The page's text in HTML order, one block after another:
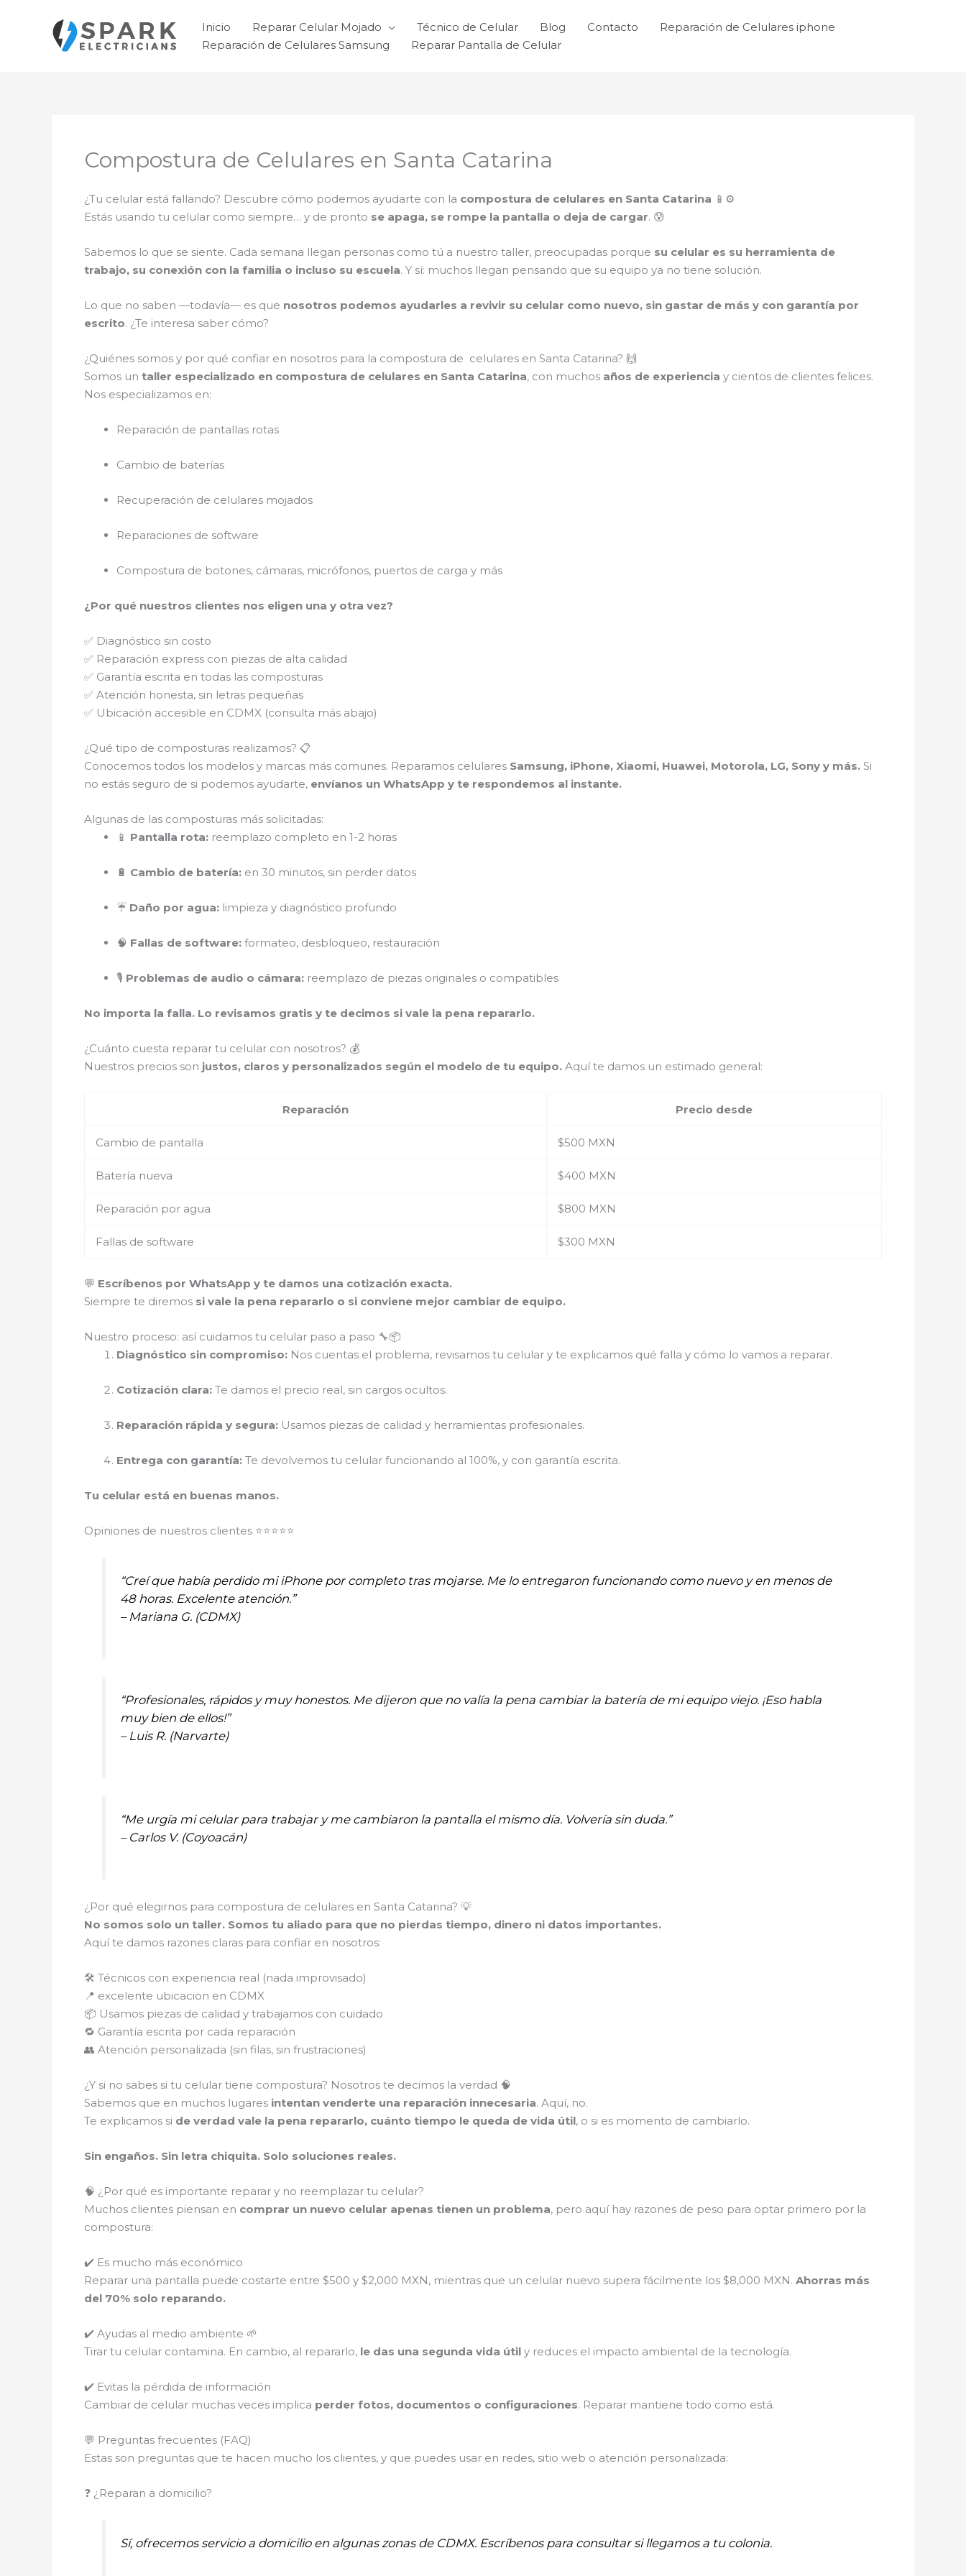
contenido
Inicio Reparar Celular Mojado Técnico de Celular Blog Contacto
Reparación de Celulares iphone
Reparación de Celulares Samsung
Reparar Pantalla de Celular
Compostura de Celulares en Santa Catarina
¿Tu celular está fallando? Descubre cómo podemos ayudarte con la compostura de celulares en Santa Catarina 📱⚙️
Estás usando tu celular como siempre… y de pronto se apaga, se rompe la pantalla o deja de cargar. 😰
Sabemos lo que se siente. Cada semana llegan personas como tú a nuestro taller, preocupadas porque su celular es su herramienta de
trabajo, su conexión con la familia o incluso su escuela. Y sí: muchos llegan pensando que su equipo ya no tiene solución.
Lo que no saben —todavía— es que nosotros podemos ayudarles a revivir su celular como nuevo, sin gastar de más y con garantía por
escrito. ¿Te interesa saber cómo?
¿Quiénes somos y por qué confiar en nosotros para la compostura de celulares en Santa Catarina? 🙌
Somos un taller especializado en compostura de celulares en Santa Catarina, con muchos años de experiencia y cientos de clientes felices.
Nos especializamos en:
Reparación de pantallas rotas
Cambio de baterías
Recuperación de celulares mojados
Reparaciones de software
Compostura de botones, cámaras, micrófonos, puertos de carga y más
¿Por qué nuestros clientes nos eligen una y otra vez?
✅ Diagnóstico sin costo
✅ Reparación express con piezas de alta calidad
✅ Garantía escrita en todas las composturas
✅ Atención honesta, sin letras pequeñas
✅ Ubicación accesible en CDMX (consulta más abajo)
¿Qué tipo de composturas realizamos? 📋
Conocemos todos los modelos y marcas más comunes. Reparamos celulares Samsung, iPhone, Xiaomi, Huawei, Motorola, LG, Sony y más. Si
no estás seguro de si podemos ayudarte, envíanos un WhatsApp y te respondemos al instante.
Algunas de las composturas más solicitadas:
📱 Pantalla rota: reemplazo completo en 1-2 horas
🔋 Cambio de batería: en 30 minutos, sin perder datos
☔ Daño por agua: limpieza y diagnóstico profundo
🧠 Fallas de software: formateo, desbloqueo, restauración
🎙️ Problemas de audio o cámara: reemplazo de piezas originales o compatibles
No importa la falla. Lo revisamos gratis y te decimos si vale la pena repararlo.
¿Cuánto cuesta reparar tu celular con nosotros? 💰
Nuestros precios son justos, claros y personalizados según el modelo de tu equipo. Aquí te damos un estimado general:
Reparación Precio desde
Cambio de pantalla $500 MXN
Batería nueva $400 MXN
Reparación por agua $800 MXN
Fallas de software $300 MXN
💬 Escríbenos por WhatsApp y te damos una cotización exacta.
Siempre te diremos si vale la pena repararlo o si conviene mejor cambiar de equipo.
Nuestro proceso: así cuidamos tu celular paso a paso 🔧📦
Diagnóstico sin compromiso: Nos cuentas el problema, revisamos tu celular y te explicamos qué falla y cómo lo vamos a reparar.
Cotización clara: Te damos el precio real, sin cargos ocultos.
Reparación rápida y segura: Usamos piezas de calidad y herramientas profesionales.
Entrega con garantía: Te devolvemos tu celular funcionando al 100%, y con garantía escrita.
Tu celular está en buenas manos.
Opiniones de nuestros clientes ⭐⭐⭐⭐⭐
“Creí que había perdido mi iPhone por completo tras mojarse. Me lo entregaron funcionando como nuevo y en menos de
48 horas. Excelente atención.”
– Mariana G. (CDMX)
“Profesionales, rápidos y muy honestos. Me dijeron que no valía la pena cambiar la batería de mi equipo viejo. ¡Eso habla
muy bien de ellos!”
– Luis R. (Narvarte)
“Me urgía mi celular para trabajar y me cambiaron la pantalla el mismo día. Volvería sin duda.”
– Carlos V. (Coyoacán)
¿Por qué elegirnos para compostura de celulares en Santa Catarina? 💡
No somos solo un taller. Somos tu aliado para que no pierdas tiempo, dinero ni datos importantes.
Aquí te damos razones claras para confiar en nosotros:
🛠️ Técnicos con experiencia real (nada improvisado)
📍 excelente ubicacion en CDMX
📦 Usamos piezas de calidad y trabajamos con cuidado
🔁 Garantía escrita por cada reparación
👥 Atención personalizada (sin filas, sin frustraciones)
¿Y si no sabes si tu celular tiene compostura? Nosotros te decimos la verdad 🧠
Sabemos que en muchos lugares intentan venderte una reparación innecesaria. Aquí, no.
Te explicamos si de verdad vale la pena repararlo, cuánto tiempo le queda de vida útil, o si es momento de cambiarlo.
Sin engaños. Sin letra chiquita. Solo soluciones reales.
🧠 ¿Por qué es importante reparar y no reemplazar tu celular?
Muchos clientes piensan en comprar un nuevo celular apenas tienen un problema, pero aquí hay razones de peso para optar primero por la
compostura:
✔️ Es mucho más económico
Reparar una pantalla puede costarte entre $500 y $2,000 MXN, mientras que un celular nuevo supera fácilmente los $8,000 MXN. Ahorras más
del 70% solo reparando.
✔️ Ayudas al medio ambiente 🌱
Tirar tu celular contamina. En cambio, al repararlo, le das una segunda vida útil y reduces el impacto ambiental de la tecnología.
✔️ Evitas la pérdida de información
Cambiar de celular muchas veces implica perder fotos, documentos o configuraciones. Reparar mantiene todo como está.
💬 Preguntas frecuentes (FAQ)
Estas son preguntas que te hacen mucho los clientes, y que puedes usar en redes, sitio web o atención personalizada:
❓ ¿Reparan a domicilio?
Sí, ofrecemos servicio a domicilio en algunas zonas de CDMX. Escríbenos para consultar si llegamos a tu colonia.